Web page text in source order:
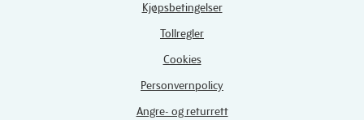
Kjøpsbetingelser
Tollregler
Cookies
Personvernpolicy
Angre- og returrett